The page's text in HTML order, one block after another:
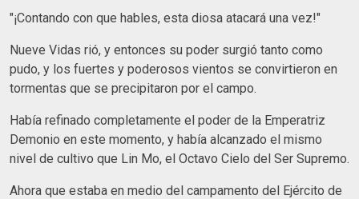
"¡Contando con que hables, esta diosa atacará una vez!"
Nueve Vidas rió, y entonces su poder surgió tanto como
pudo, y los fuertes y poderosos vientos se convirtieron en
tormentas que se precipitaron por el campo.
Había refinado completamente el poder de la Emperatriz
Demonio en este momento, y había alcanzado el mismo
nivel de cultivo que Lin Mo, el Octavo Cielo del Ser Supremo.
Ahora que estaba en medio del campamento del Ejército de